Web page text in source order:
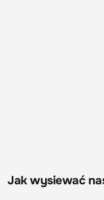
Jak wysiewać